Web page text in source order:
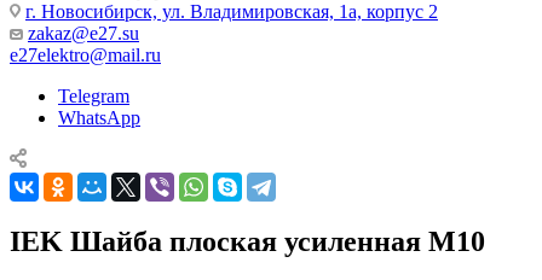
г. Новосибирск, ул. Владимировская, 1а, корпус 2
zakaz@e27.su
e27elektro@mail.ru
Telegram
WhatsApp
IEK Шайба плоская усиленная M10